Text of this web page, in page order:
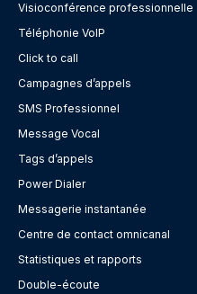
Visioconférence professionnelle
Téléphonie VoIP
Click to call
Campagnes d’appels
SMS Professionnel
Message Vocal
Tags d’appels
Power Dialer
Messagerie instantanée
Centre de contact omnicanal
Statistiques et rapports
Double-écoute